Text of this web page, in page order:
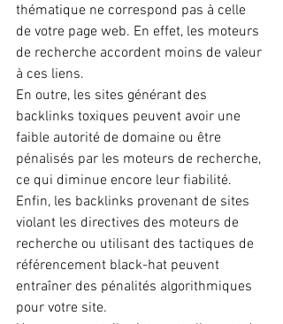
thématique ne correspond pas à celle
de votre page web. En effet, les moteurs
de recherche accordent moins de valeur
à ces liens.
En outre, les sites générant des
backlinks toxiques peuvent avoir une
faible autorité de domaine ou être
pénalisés par les moteurs de recherche,
ce qui diminue encore leur fiabilité.
Enfin, les backlinks provenant de sites
violant les directives des moteurs de
recherche ou utilisant des tactiques de
référencement black-hat peuvent
entraîner des pénalités algorithmiques
pour votre site.